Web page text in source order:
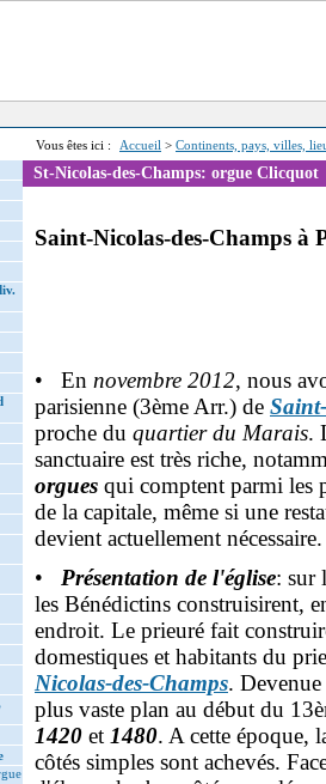
Vous êtes ici : Accueil > Continents, pays, villes,
St-Nicolas-des-Champs: orgue Clicquot
Saint-Nicolas-des-Champs à
• En novembre 2012, nous
parisienne (3ème Arr.) de
proche du quartier du Marais.
sanctuaire est très riche,
orgues qui comptent parmi les
de la capitale, même si une
devient actuellement nécessaire.
• Présentation de l'église: sur
les Bénédictins construisirent,
endroit. Le prieuré fait
domestiques et habitants du
Nicolas-des-Champs.
plus vaste plan au début du
1420 et 1480. A cette époque,
côtés simples sont achevés.